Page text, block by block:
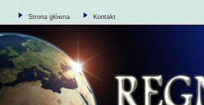
Strona główna Kontakt